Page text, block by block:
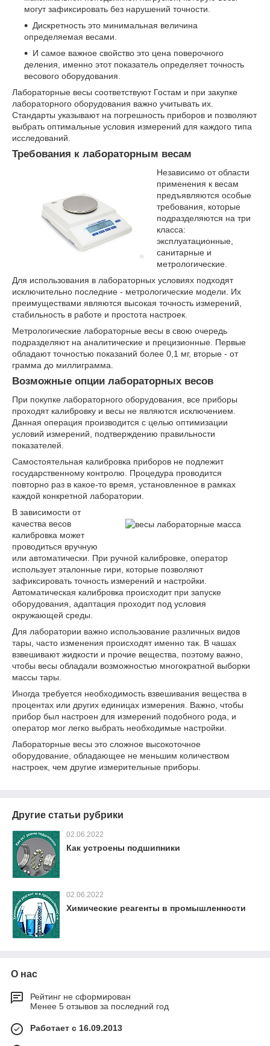
могут зафиксировать без нарушений точности.
Дискретность это минимальная величина
определяемая весами.
И самое важное свойство это цена поверочного
деления, именно этот показатель определяет точность
весового оборудования.
Лабораторные весы соответствуют Гостам и при закупке
лабораторного оборудования важно учитывать их.
Стандарты указывают на погрешность приборов и позволяют
выбрать оптимальные условия измерений для каждого типа
исследований.
Требования к лабораторным весам
Независимо от области
применения к весам
предъявляются особые
требования, которые
подразделяются на три
класса:
эксплуатационные,
санитарные и
метрологические.
Для использования в лабораторных условиях подходят
исключительно последние - метрологические модели. Их
преимуществами являются высокая точность измерений,
стабильность в работе и простота настроек.
Метрологические лабораторные весы в свою очередь
подразделяют на аналитические и прецизионные. Первые
обладают точностью показаний более 0,1 мг, вторые - от
грамма до миллиграмма.
Возможные опции лабораторных весов
При покупке лабораторного оборудования, все приборы
проходят калибровку и весы не являются исключением.
Данная операция производится с целью оптимизации
условий измерений, подтверждению правильности
показателей.
Самостоятельная калибровка приборов не подлежит
государственному контролю. Процедура проводится
повторно раз в какое-то время, установленное в рамках
каждой конкретной лаборатории.
В зависимости от
качества весов
калибровка может
проводиться вручную
или автоматически. При ручной калибровке, оператор
использует эталонные гири, которые позволяют
зафиксировать точность измерений и настройки.
Автоматическая калибровка происходит при запуске
оборудования, адаптация проходит под условия
окружающей среды.
Для лаборатории важно использование различных видов
тары, часто изменения происходят именно так. В чашах
взвешивают жидкости и прочие вещества, поэтому важно,
чтобы весы обладали возможностью многократной выборки
массы тары.
Иногда требуется необходимость взвешивания вещества в
процентах или других единицах измерения. Важно, чтобы
прибор был настроен для измерений подобного рода, и
оператор мог легко выбрать необходимые настройки.
Лабораторные весы это сложное высокоточное
оборудование, обладающее не меньшим количеством
настроек, чем другие измерительные приборы.
Другие статьи рубрики
02.06.2022
Как устроены подшипники
02.06.2022
Химические реагенты в промышленности
О нас
Рейтинг не сформирован
Менее 5 отзывов за последний год
Работает с 16.09.2013